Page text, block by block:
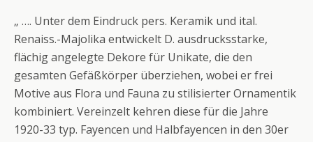
„ …. Unter dem Eindruck pers. Keramik und ital.
Renaiss.-Majolika entwickelt D. ausdrucksstarke,
flächig angelegte Dekore für Unikate, die den
gesamten Gefäßkörper überziehen, wobei er frei
Motive aus Flora und Fauna zu stilisierter Ornamentik
kombiniert. Vereinzelt kehren diese für die Jahre
1920-33 typ. Fayencen und Halbfayencen in den 30er